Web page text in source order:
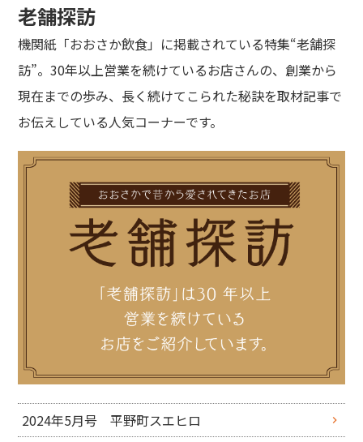
老舗探訪
機関紙「おおさか飲食」に掲載されている特集“老舗探
訪”。30年以上営業を続けているお店さんの、創業から
現在までの歩み、長く続けてこられた秘訣を取材記事で
お伝えしている人気コーナーです。
2024年5月号 平野町スエヒロ